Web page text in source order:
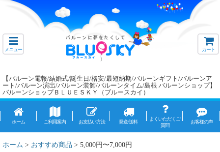
【バルーン電報/結婚式/誕生日/格安/最短納期/バルーンギフト/バルーンア
ート/バルーン演出/バルーン装飾/バルーンタイム/島根 バルーンショップ】
バルーンショップＢＬＵＥＳＫＹ（ブルースカイ）
メニュー カート
ホーム ご利用案内 お支払い方法 発送/送料
よくいただくご
質問
お客様の声
ホーム > おすすめ商品 > 5,000円〜7,000円